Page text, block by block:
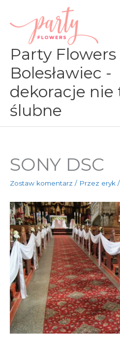
treści
Party Flowers
Bolesławiec -
dekoracje nie
ślubne
SONY DSC
Zostaw komentarz / Przez eryk /